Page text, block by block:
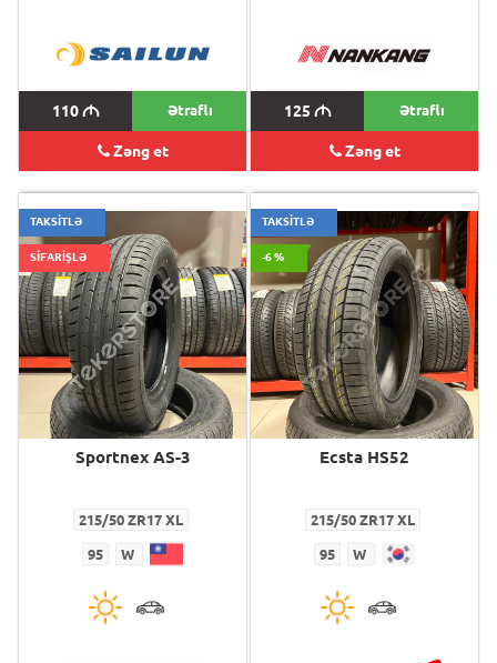
110M Ətraflı
Zəng et
125 M Ətraflı
Zəng et
TAKSİTLƏ
SİFARİŞLƏ
Sportnex AS-3
215/50 ZR17 XL
95 W
TAKSİTLƏ
-6 %
Ecsta HS52
215/50 ZR17 XL
95 W